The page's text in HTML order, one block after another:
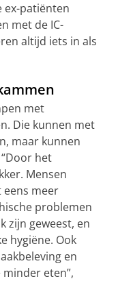
ex-patiënten
met de IC-
altijd iets in als
met
Die kunnen met
maar kunnen
het
Mensen
eens meer
problemen
zijn geweest, en
hygiëne. Ook
en
eten”,